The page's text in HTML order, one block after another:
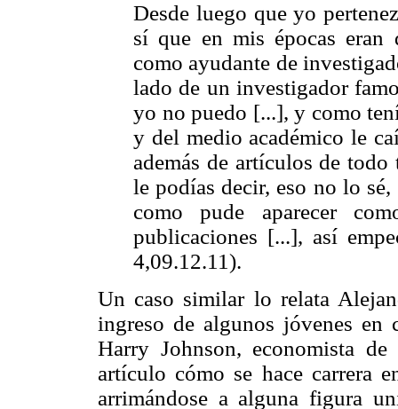
Desde luego que yo
sí que en mis épocas eran
como ayudante de
lado de un investigador
yo no puedo [...], y como
y del medio académico le
además de artículos de
le podías decir, eso no lo
como pude aparecer
publicaciones [...], así
4,09.12.11).
Un caso similar lo relata
ingreso de algunos jóvenes en
Harry Johnson, economista
artículo cómo se hace carrera
arrimándose a alguna figura